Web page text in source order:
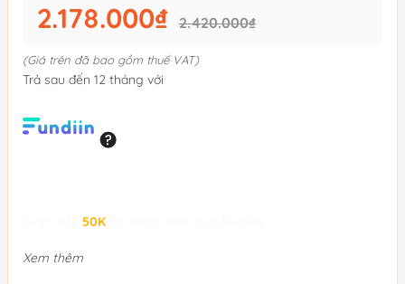
2.178.000₫ 2.420.000₫
(Giá trên đã bao gồm thuế VAT)
Trả sau đến 12 tháng với
50K
Xem thêm